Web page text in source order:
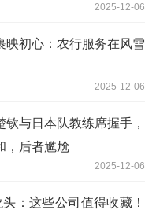
2025-12-06
映初心：农行服务在风雪
2025-12-06
钦与日本队教练席握手，
，后者尴尬
2025-12-06
：这些公司值得收藏！